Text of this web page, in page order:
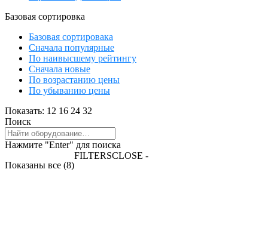
Базовая сортировка
Базовая сортировака
Сначала популярные
По наивысшему рейтингу
Сначала новые
По возрастанию цены
По убыванию цены
Показать: 12 16 24 32
Поиск
Нажмите "Enter" для поиска
Показаны все (8)
FILTERSCLOSE -